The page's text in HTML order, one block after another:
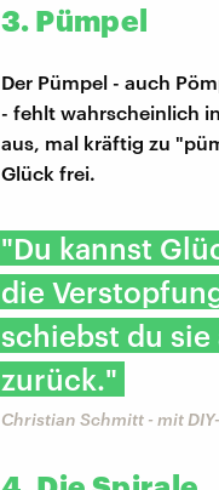
3. Pümpel
Der Pümpel - auch
- fehlt wahrscheinlich
aus, mal kräftig zu
Glück frei.
"Du kannst
die
schiebst du
zurück."
Christian Schmitt - mit